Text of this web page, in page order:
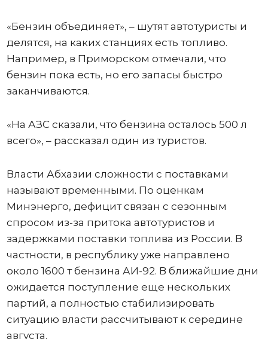
«Бензин объединяет», – шутят автотуристы и
делятся, на каких станциях есть топливо.
Например, в Приморском отмечали, что
бензин пока есть, но его запасы быстро
заканчиваются.
«На АЗС сказали, что бензина осталось 500 л
всего», – рассказал один из туристов.
Власти Абхазии сложности с поставками
называют временными. По оценкам
Минэнерго, дефицит связан с сезонным
спросом из-за притока автотуристов и
задержками поставки топлива из России. В
частности, в республику уже направлено
около 1600 т бензина АИ-92. В ближайшие дни
ожидается поступление еще нескольких
партий, а полностью стабилизировать
ситуацию власти рассчитывают к середине
августа.